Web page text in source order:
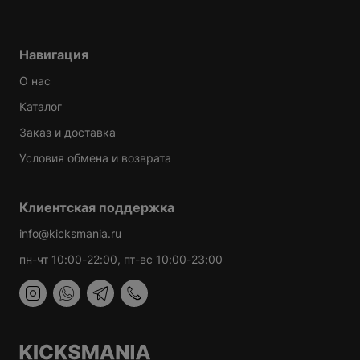
Навигация
О нас
Каталог
Заказ и доставка
Условия обмена и возврата
Клиентская поддержка
info@kicksmania.ru
пн-чт 10:00-22:00, пт-вс 10:00-23:00